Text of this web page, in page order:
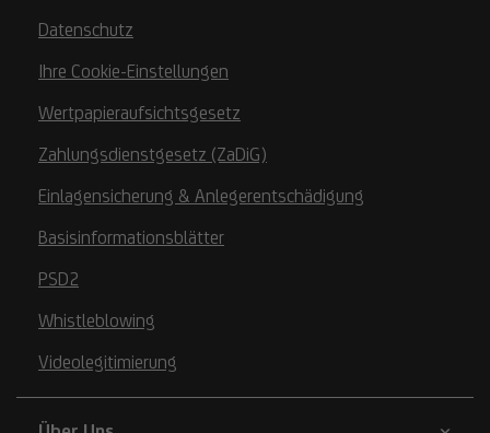
Datenschutz
Ihre Cookie-Einstellungen
Wertpapieraufsichtsgesetz
Zahlungsdienstgesetz (ZaDiG)
Einlagensicherung & Anlegerentschädigung
Basisinformationsblätter
PSD2
Whistleblowing
Videolegitimierung